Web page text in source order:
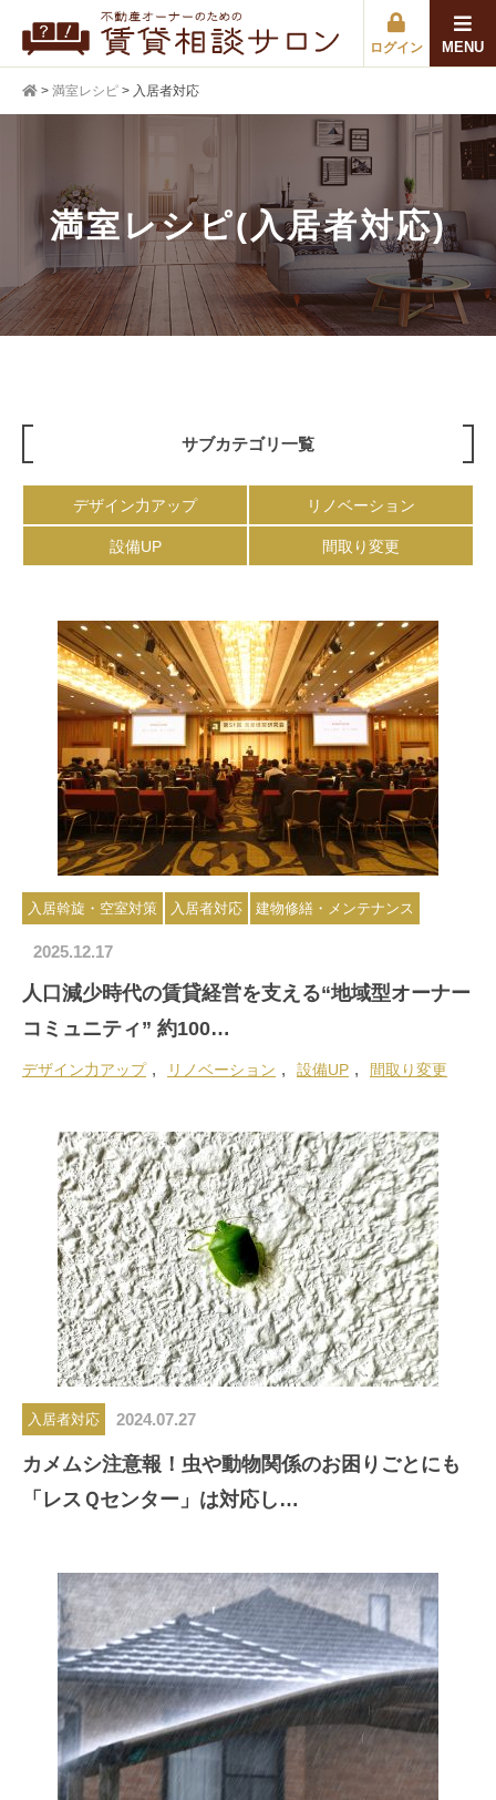
ログイン MENU
> 満室レシピ > 入居者対応
満室レシピ(入居者対応)
サブカテゴリ一覧
デザイン力アップ リノベーション
設備UP 間取り変更
入居斡旋・空室対策 入居者対応 建物修繕・メンテナンス
2025.12.17
人口減少時代の賃貸経営を支える“地域型オーナー
コミュニティ” 約100…
デザイン力アップ リノベーション 設備UP 間取り変更
入居者対応 2024.07.27
カメムシ注意報！虫や動物関係のお困りごとにも
「レスＱセンター」は対応し…